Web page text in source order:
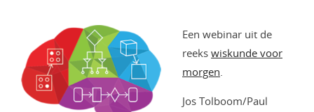
Een webinar uit de
reeks wiskunde voor
morgen.
Jos Tolboom/Paul